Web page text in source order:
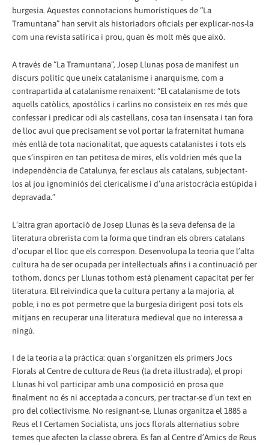
burgesia. Aquestes connotacions humorístiques de “La
Tramuntana” han servit als historiadors oficials per explicar-nos-la
com una revista satírica i prou, quan és molt més que això.
A través de “La Tramuntana”, Josep Llunas posa de manifest un
discurs polític que uneix catalanisme i anarquisme, com a
contrapartida al catalanisme renaixent: “El catalanisme de tots
aquells catòlics, apostòlics i carlins no consisteix en res més que
confessar i predicar odi als castellans, cosa tan insensata i tan fora
de lloc avui que precisament se vol portar la fraternitat humana
més enllà de tota nacionalitat, que aquests catalanistes i tots els
que s’inspiren en tan petitesa de mires, ells voldrien més que la
independència de Catalunya, fer esclaus als catalans, subjectant-
los al jou ignominiós del clericalisme i d’una aristocràcia estúpida i
depravada.”
L’altra gran aportació de Josep Llunas és la seva defensa de la
literatura obrerista com la forma que tindran els obrers catalans
d’ocupar el lloc que els correspon. Desenvolupa la teoria que l’alta
cultura ha de ser ocupada per intel·lectuals afins i a continuació per
tothom, doncs per Llunas tothom està plenament capacitat per fer
literatura. Ell reivindica que la cultura pertany a la majoria, al
poble, i no es pot permetre que la burgesia dirigent posi tots els
mitjans en recuperar una literatura medieval que no interessa a
ningú.
I de la teoria a la pràctica: quan s’organitzen els primers Jocs
Florals al Centre de cultura de Reus (la dreta il·lustrada), el propi
Llunas hi vol participar amb una composició en prosa que
finalment no és ni acceptada a concurs, per tractar-se d’un text en
pro del col·lectivisme. No resignant-se, Llunas organitza el 1885 a
Reus el I Certamen Socialista, uns jocs florals alternatius sobre
temes que afecten la classe obrera. Es fan al Centre d’Amics de Reus